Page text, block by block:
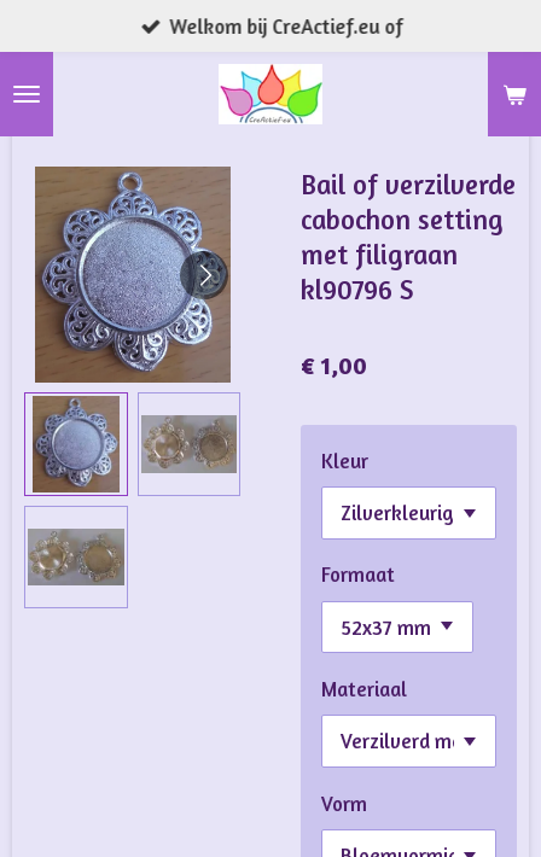
direct
naar
Welkom bij CreActief.eu of
Bail of verzilverde
cabochon setting
met filigraan
kl90796 S
€ 1,00
Kleur
Formaat
Materiaal
Vorm